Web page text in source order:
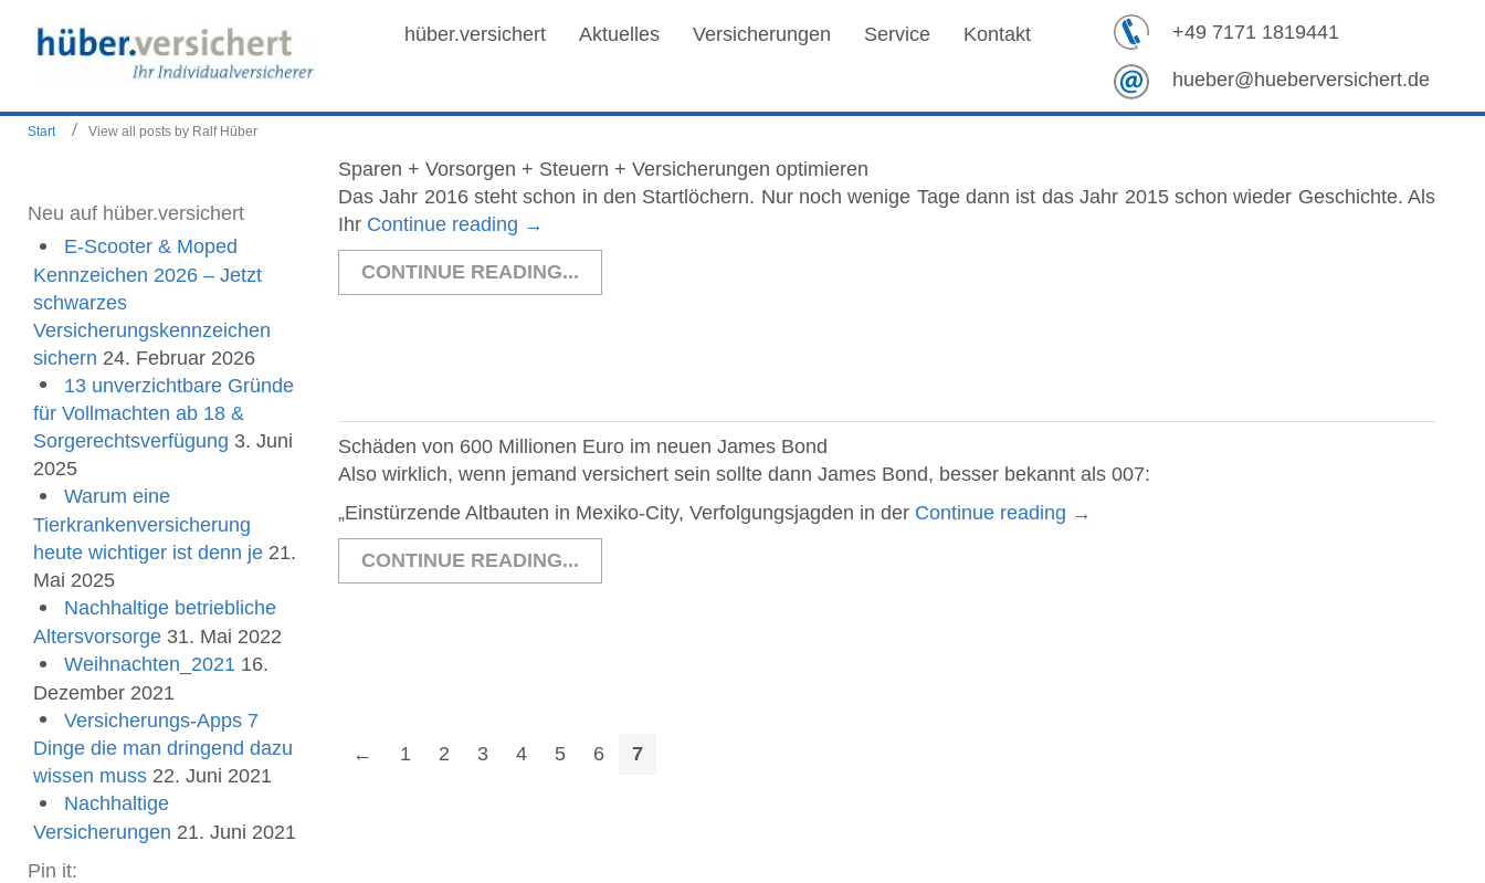
hüber.versichert Aktuelles Versicherungen Service Kontakt +49 7171 1819441
hueber@hueberversichert.de
Start View all posts by Ralf Hüber
Neu auf hüber.versichert
E-Scooter & Moped
Kennzeichen 2026 – Jetzt
schwarzes
Versicherungskennzeichen
sichern 24. Februar 2026
13 unverzichtbare Gründe
für Vollmachten ab 18 &
Sorgerechtsverfügung 3. Juni
2025
Warum eine
Tierkrankenversicherung
heute wichtiger ist denn je 21.
Mai 2025
Nachhaltige betriebliche
Altersvorsorge 31. Mai 2022
Weihnachten_2021 16.
Dezember 2021
Versicherungs-Apps 7
Dinge die man dringend dazu
wissen muss 22. Juni 2021
Nachhaltige
Versicherungen 21. Juni 2021
Pin it:
Sparen + Vorsorgen + Steuern + Versicherungen optimieren
Das Jahr 2016 steht schon in den Startlöchern. Nur noch wenige Tage dann ist das Jahr 2015 schon wieder Geschichte. Als
Ihr Continue reading →
CONTINUE READING...
Schäden von 600 Millionen Euro im neuen James Bond
Also wirklich, wenn jemand versichert sein sollte dann James Bond, besser bekannt als 007:
„Einstürzende Altbauten in Mexiko-City, Verfolgungsjagden in der Continue reading →
CONTINUE READING...
← 1 2 3 4 5 6 7